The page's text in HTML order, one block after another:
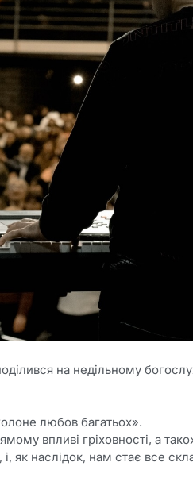
на недільному
любов багатьох».
впливі гріховності, а
як наслідок, нам стає все